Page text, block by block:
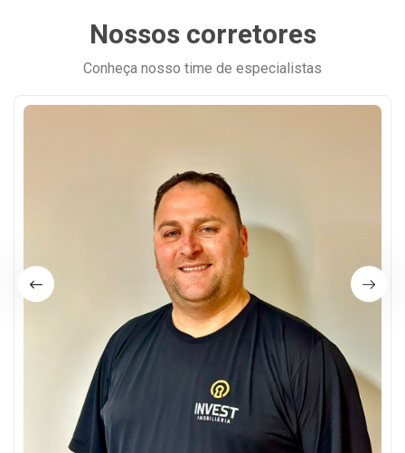
Nossos corretores
Conheça nosso time de especialistas